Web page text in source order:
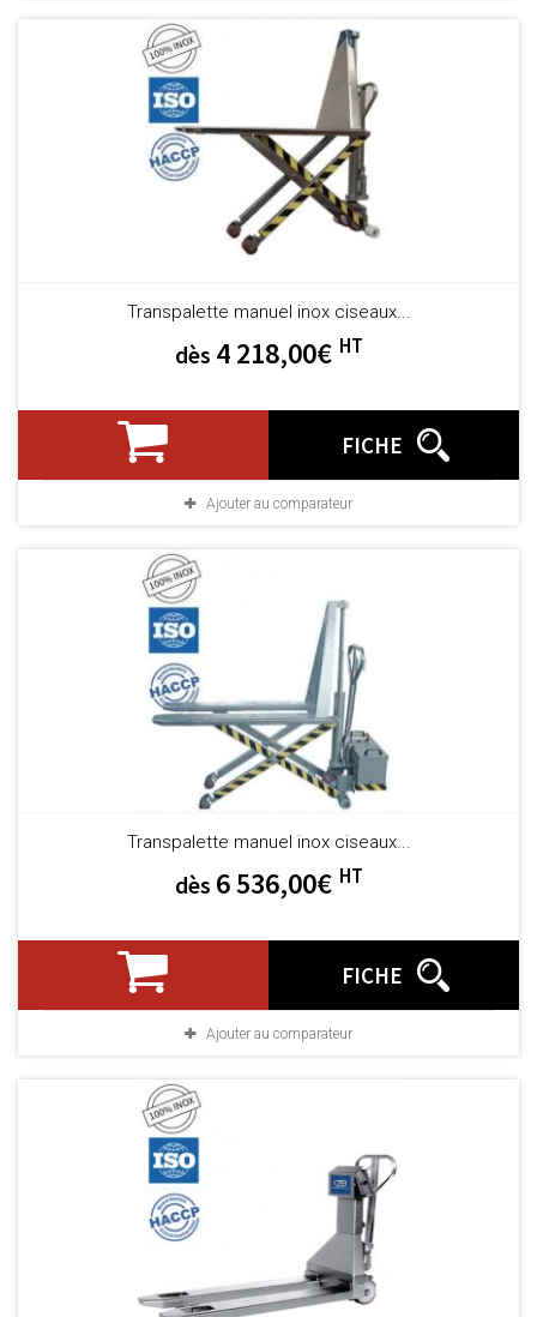
Transpalette manuel inox ciseaux...
dès 4 218,00€ HT
FICHE
Ajouter au comparateur
Transpalette manuel inox ciseaux...
dès 6 536,00€ HT
FICHE
Ajouter au comparateur